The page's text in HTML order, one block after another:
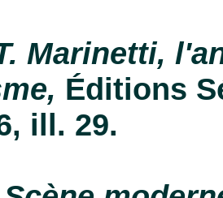
Marinetti,
Éditions
ill. 29.